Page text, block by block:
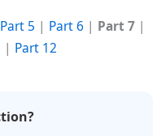
Part 5 | Part 6 | Part 7 |
| Part 12